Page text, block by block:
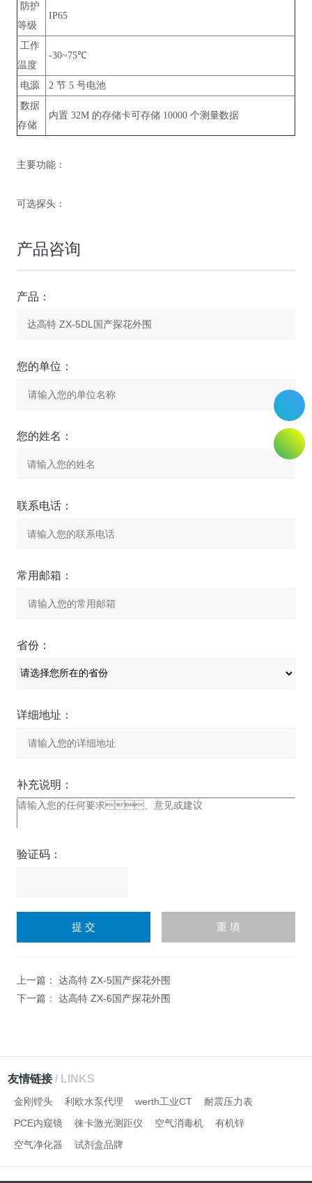
防护
等级
IP65
工作
温度
-30~75℃
电源
2 节 5 号电池
数据
存储
内置 32M 的存储卡可存储 10000 个测量数据
主要功能：
可选探头：
产品咨询
产品：
您的单位：
您的姓名：
联系电话：
常用邮箱：
省份：
详细地址：
补充说明：
验证码：
上一篇： 达高特 ZX-5国产探花外围
下一篇： 达高特 ZX-6国产探花外围
友情链接/ LINKS
金刚镗头 利欧水泵代理 werth工业CT
耐震压力表
PCE内窥镜
徕卡激光测距仪 空气消毒机
有机锌
空气净化器
试剂盒品牌